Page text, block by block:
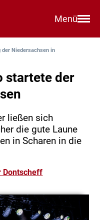
Menü
Niedersachsen in
startete der
ließen sich
die gute Laune
in Scharen in die
Dontscheff